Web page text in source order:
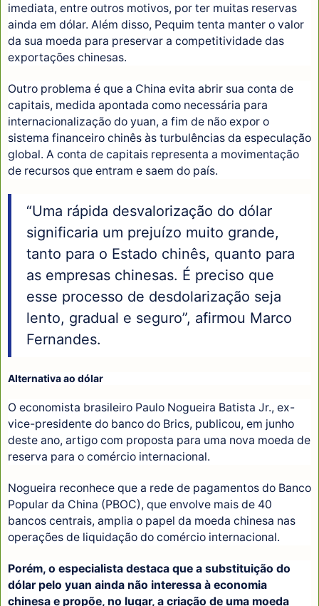
imediata, entre outros motivos, por ter muitas reservas
ainda em dólar. Além disso, Pequim tenta manter o valor
da sua moeda para preservar a competitividade das
exportações chinesas.
Outro problema é que a China evita abrir sua conta de
capitais, medida apontada como necessária para
internacionalização do yuan, a fim de não expor o
sistema financeiro chinês às turbulências da especulação
global. A conta de capitais representa a movimentação
de recursos que entram e saem do país.
“Uma rápida desvalorização do dólar
significaria um prejuízo muito grande,
tanto para o Estado chinês, quanto para
as empresas chinesas. É preciso que
esse processo de desdolarização seja
lento, gradual e seguro”, afirmou Marco
Fernandes.
Alternativa ao dólar
O economista brasileiro Paulo Nogueira Batista Jr., ex-
vice-presidente do banco do Brics, publicou, em junho
deste ano, artigo com proposta para uma nova moeda de
reserva para o comércio internacional.
Nogueira reconhece que a rede de pagamentos do Banco
Popular da China (PBOC), que envolve mais de 40
bancos centrais, amplia o papel da moeda chinesa nas
operações de liquidação do comércio internacional.
Porém, o especialista destaca que a substituição do
dólar pelo yuan ainda não interessa à economia
chinesa e propõe, no lugar, a criação de uma moeda